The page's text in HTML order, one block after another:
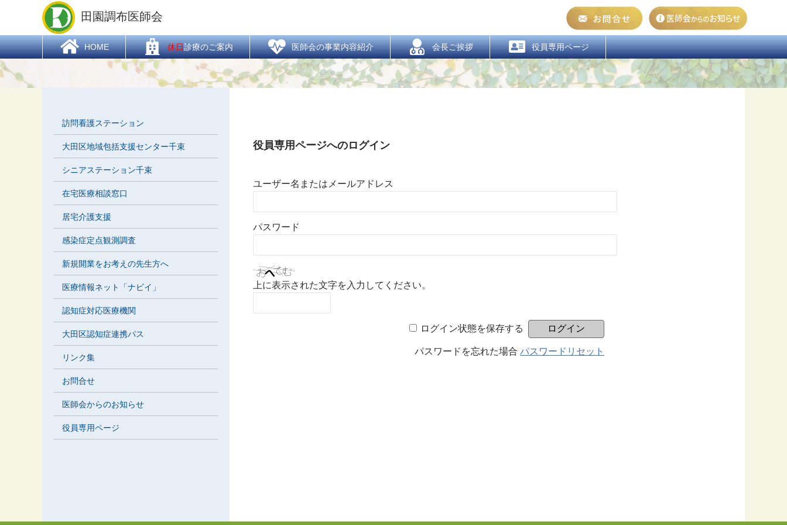
田園調布医師会
  HOME
休日診療のご案内
  医師会の事業内容紹介
  会長ご挨拶
  役員専用ページ
HOME>役員専用ページ一覧> 役員専用ページ
役員専用ページ
ユーザー名またはメールアドレス
パスワード
上に表示された文字を入力してください。
ログイン状態を保存する
パスワードを忘れた場合 パスワードリセット
訪問看護ステーション
大田区地域包括支援センター千束
シニアステーション千束
在宅医療相談窓口
居宅介護支援
感染症定点観測調査
新規開業をお考えの先生方へ
医療情報ネット「ナビイ」
認知症対応医療機関
大田区認知症連携パス
リンク集
お問合せ
医師会からのお知らせ
役員専用ページ